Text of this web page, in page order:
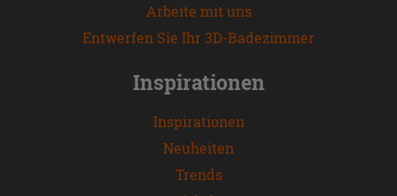
Arbeite mit uns
Entwerfen Sie Ihr 3D-Badezimmer
Inspirationen
Inspirationen
Neuheiten
Trends